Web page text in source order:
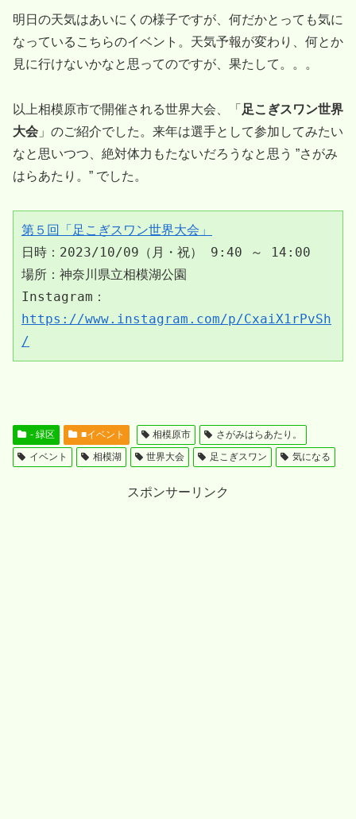
明日の天気はあいにくの様子ですが、何だかとっても気に
なっているこちらのイベント。天気予報が変わり、何とか
見に行けないかなと思ってのですが、果たして。。。
以上相模原市で開催される世界大会、「 足こぎスワン世界
大会 」のご紹介でした。来年は選手として参加してみたい
なと思いつつ、絶対体力もたないだろうなと思う ”さがみ
はらあたり。” でした。
第５回「足こぎスワン世界大会」
日時：2023/10/09（月・祝） 9:40 ～ 14:00
場所：神奈川県立相模湖公園
Instagram：
https://www.instagram.com/p/CxaiX1rPvSh
/
- 緑区 ■イベント 相模原市
さがみはらあたり。
イベント
相模湖 世界大会 足こぎスワン 気になる
スポンサーリンク